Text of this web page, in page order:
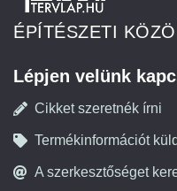
ÉPÍTÉSZETI
Lépjen velünk
Cikket szeretnék írni
Termékinformációt
A szerkesztőséget